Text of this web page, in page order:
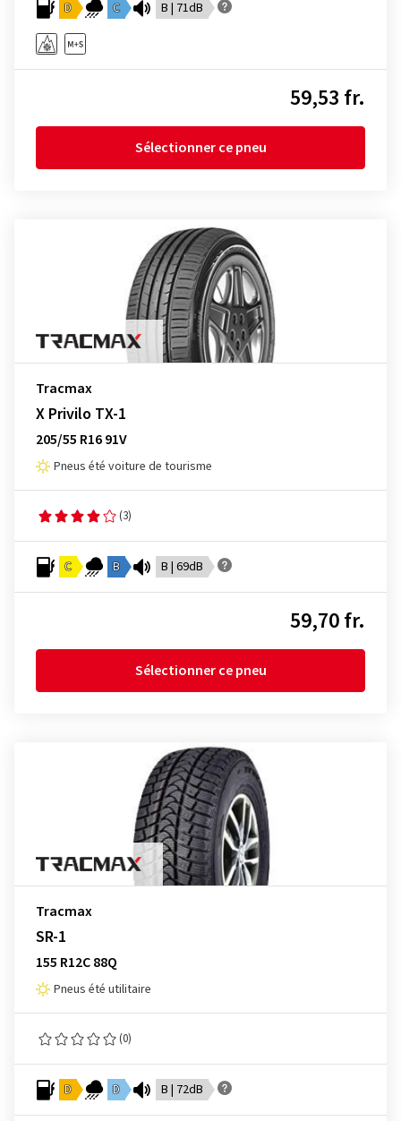
D C B | 71dB
59,53 fr.
Sélectionner ce pneu
Tracmax
X Privilo TX-1
205/55 R16 91V
Pneus été voiture de tourisme
(3)
C B B | 69dB
59,70 fr.
Sélectionner ce pneu
Tracmax
SR-1
155 R12C 88Q
Pneus été utilitaire
(0)
D D B | 72dB